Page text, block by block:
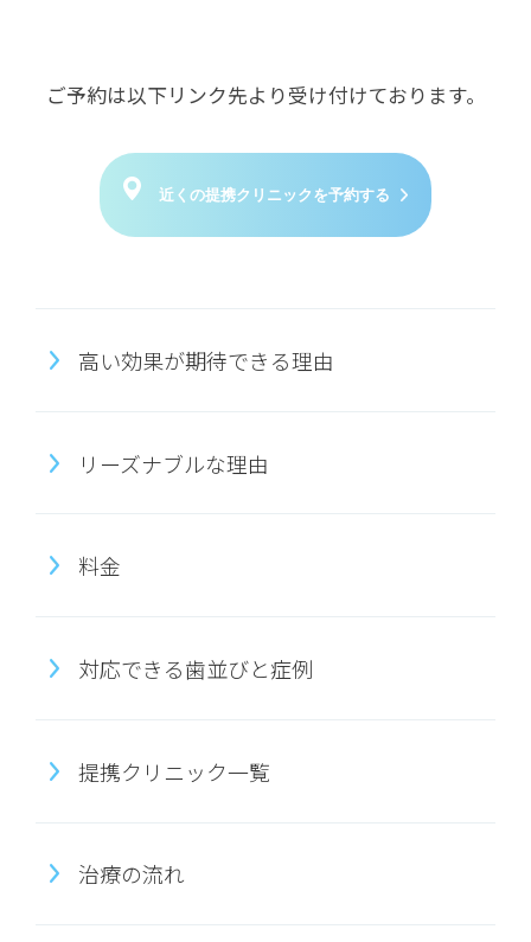
ご予約は以下リンク先より受け付けております。
近くの提携クリニックを予約する
高い効果が期待できる理由
リーズナブルな理由
料金
対応できる歯並びと症例
提携クリニック一覧
治療の流れ